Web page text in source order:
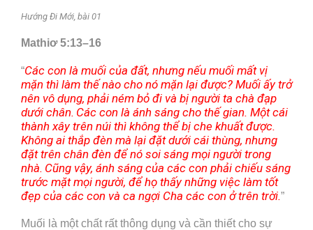
Hướng Đi Mới, bài 01
Mathiơ 5:13–16
“Các con là muối của đất, nhưng nếu muối mất vị
mặn thì làm thế nào cho nó mặn lại được? Muối ấy trở
nên vô dụng, phải ném bỏ đi và bị người ta chà đạp
dưới chân. Các con là ánh sáng cho thế gian. Một cái
thành xây trên núi thì không thể bị che khuất được.
Không ai thắp đèn mà lại đặt dưới cái thùng, nhưng
đặt trên chân đèn để nó soi sáng mọi người trong
nhà. Cũng vậy, ánh sáng của các con phải chiếu sáng
trước mặt mọi người, để họ thấy những việc làm tốt
đẹp của các con và ca ngợi Cha các con ở trên trời.”
Muối là một chất rất thông dụng và cần thiết cho sự